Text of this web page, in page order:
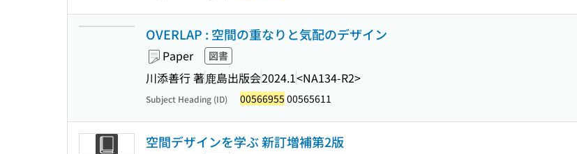
OVERLAP : 空間の重なりと気配のデザイン
Paper 図書
川添善行 著鹿島出版会2024.1<NA134-R2>
Subject Heading (ID) 00566955 00565611
空間デザインを学ぶ 新訂増補第2版